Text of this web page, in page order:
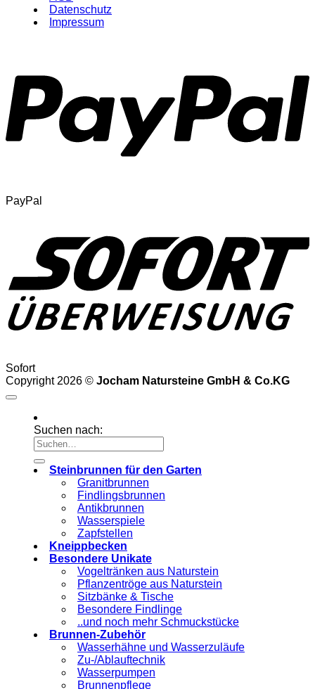
Datenschutz
Impressum
PayPal
Sofort
Copyright 2026 © Jocham Natursteine GmbH & Co.KG
Suchen nach:
Steinbrunnen für den Garten
Granitbrunnen
Findlingsbrunnen
Antikbrunnen
Wasserspiele
Zapfstellen
Kneippbecken
Besondere Unikate
Vogeltränken aus Naturstein
Pflanzentröge aus Naturstein
Sitzbänke & Tische
Besondere Findlinge
..und noch mehr Schmuckstücke
Brunnen-Zubehör
Wasserhähne und Wasserzuläufe
Zu-/Ablauftechnik
Wasserpumpen
Brunnenpflege